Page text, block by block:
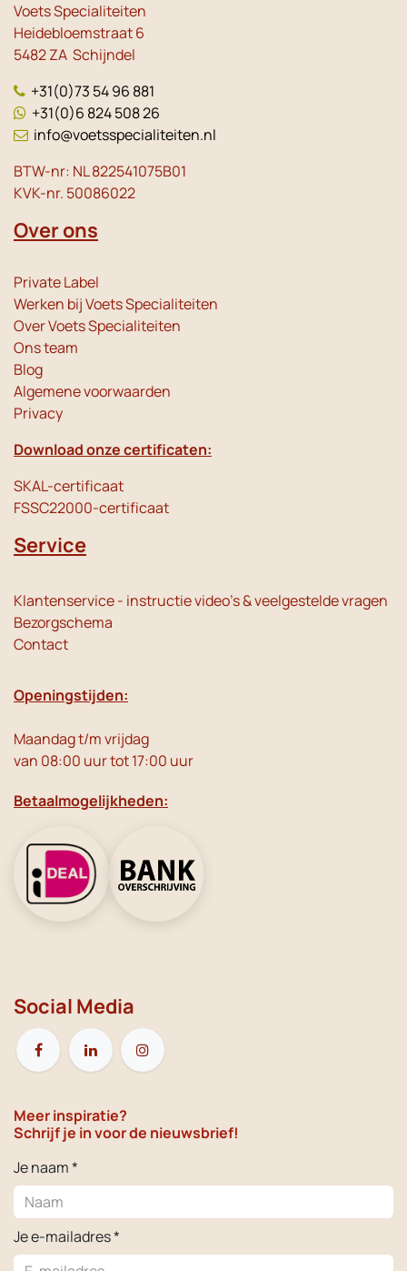
Voets Specialiteiten
Heidebloemstraat 6
5482 ZA Schijndel
+31(0)73 54 96 881
+31(0)6 824 508 26
info@voetsspecialiteiten.nl
BTW-nr: NL 822541075B01
KVK-nr. 50086022
Over ons
Private Label
Werken bij Voets Specialiteiten
Over Voets Specialiteiten
Ons team
Blog
Algemene voorwaarden
Privacy
Download onze certificaten:
SKAL-certificaat
FSSC22000-certificaat
Service
Klantenservice - instructie video's & veelgestelde vragen
Bezorgschema
Contact
Openingstijden:
Maandag t/m vrijdag
van 08:00 uur tot 17:00 uur
Betaalmogelijkheden:
Social Media
Meer inspiratie?
Schrijf je in voor de nieuwsbrief!
Je naam *
Je e-mailadres *